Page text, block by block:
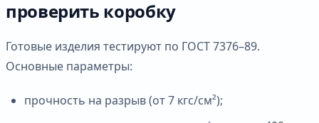
проверить коробку
Готовые изделия тестируют по ГОСТ 7376–89.
Основные параметры:
прочность на разрыв (от 7 кгс/см²);